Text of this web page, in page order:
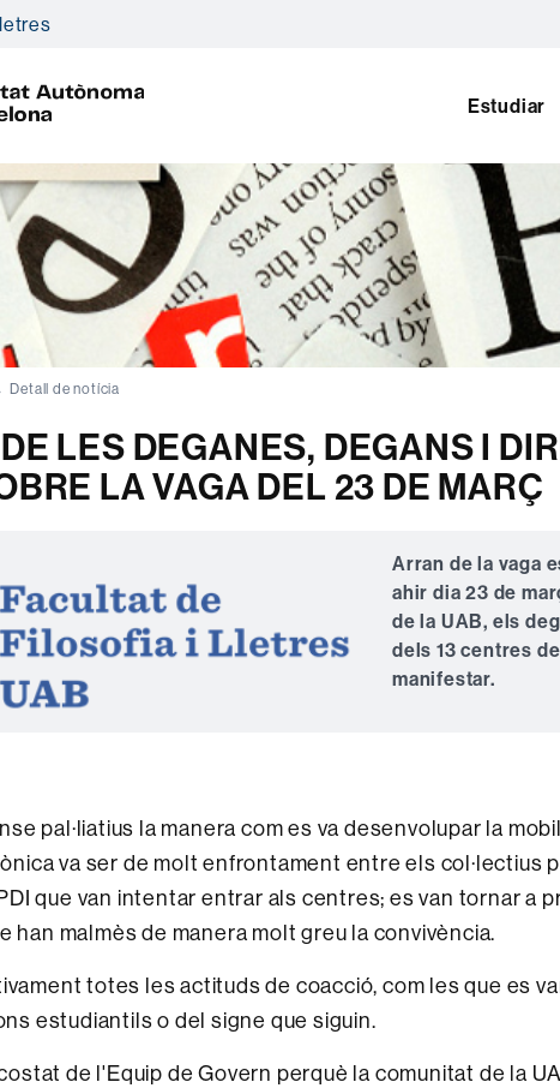
A
Estudiar
Detall de notícia
LES DEGANES, DEGANS I
LA VAGA DEL 23 DE MARÇ
Arran de la vaga
ahir dia 23 de
de la UAB, els
dels 13 centres
manifestar.
pal·liatius la manera com es va desenvolupar la
va ser de molt enfrontament entre els col·lectius
PDI que van intentar entrar als centres; es van tornar a
han malmès de manera molt greu la convivència.
totes les actituds de coacció, com les que es
estudiantils o del signe que siguin.
de l'Equip de Govern perquè la comunitat de la